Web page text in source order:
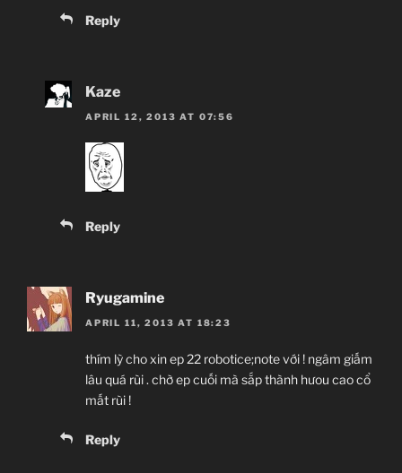
Reply
Kaze
APRIL 12, 2013 AT 07:56
Reply
Ryugamine
APRIL 11, 2013 AT 18:23
thím lỳ cho xin ep 22 robotice;note với ! ngâm giấm
lâu quá rùi . chờ ep cuối mà sắp thành hưou cao cổ
mất rùi !
Reply